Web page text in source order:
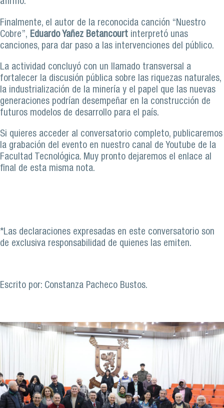
afirmó.
Finalmente, el autor de la reconocida canción “Nuestro
Cobre”, Eduardo Yañez Betancourt interpretó unas
canciones, para dar paso a las intervenciones del público.
La actividad concluyó con un llamado transversal a
fortalecer la discusión pública sobre las riquezas naturales,
la industrialización de la minería y el papel que las nuevas
generaciones podrían desempeñar en la construcción de
futuros modelos de desarrollo para el país.
Si quieres acceder al conversatorio completo, publicaremos
la grabación del evento en nuestro canal de Youtube de la
Facultad Tecnológica. Muy pronto dejaremos el enlace al
final de esta misma nota.
*Las declaraciones expresadas en este conversatorio son
de exclusiva responsabilidad de quienes las emiten.
Escrito por: Constanza Pacheco Bustos.